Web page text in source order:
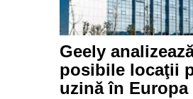
Geely
posibile locaţii
uzină în Europa